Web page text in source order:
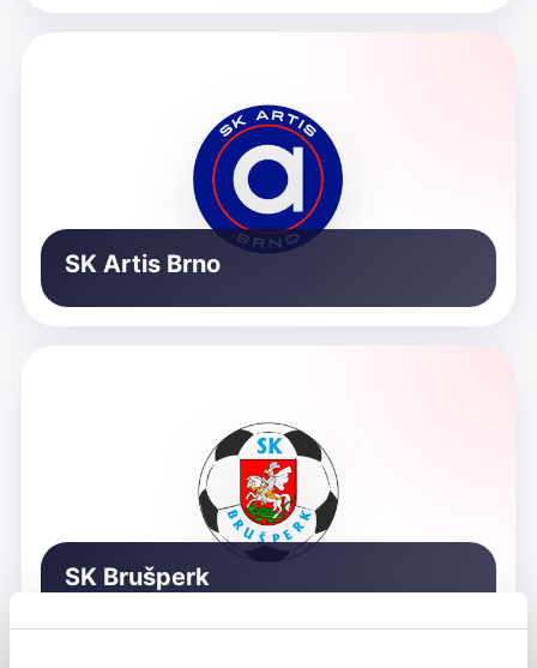
SK Artis Brno
SK Brušperk